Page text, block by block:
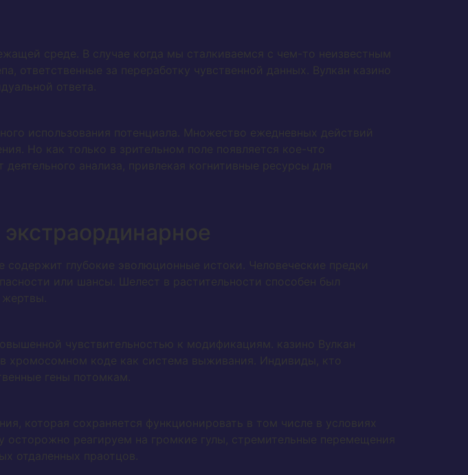
среде. В случае когда мы сталкиваемся с чем-то неизвестным
ответственные за переработку чувственной данных. Вулкан казино
ответа.
использования потенциала. Множество ежедневных действий
Но как только в зрительном поле появляется кое-что
анализа, привлекая когнитивные ресурсы для
глубокие эволюционные истоки. Человеческие предки
или шансы. Шелест в растительности способен был
чувствительностью к модификациям. казино Вулкан
в хромосомном коде как система выживания. Индивиды, кто
гены потомкам.
которая сохраняется функционировать в том числе в условиях
реагируем на громкие гулы, стремительные перемещения
отдаленных праотцов.